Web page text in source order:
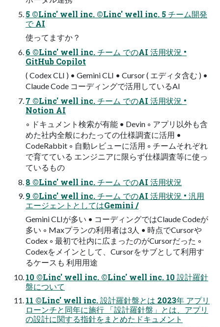
5 ©Linc' well inc. ©Linc' well inc. 5 チーム開発
で AI
使ってますか？
6 ©Linc' well inc. チーム でのAI 活用状況 •
GitHub Copilot
( Codex CLI ) • Gemini CLI • Cursor ( エディタ含む ) •
Claude Code コーディングで活⽤しているAI
7 ©Linc' well inc. チーム でのAI 活用状況 •
Notion AI
◦ ドキュメント検索が有能 • Devin ◦ アプリ以外も含
めた社内全般にわたっての仕様調査に活⽤ •
CodeRabbit ◦ ⾃動レビューに活⽤ ◦ チームそれぞれ
で育てている エンジニアに限らず仕様調査等に使っ
ているもの
8 ©Linc' well inc. チーム でのAI 活用状況
9 ©Linc' well inc. チーム でのAI 活用状況 • 汎⽤
エージェントとしてはGemini /
Gemini CLIが多い • コーディングではClaude Codeが
多い ◦ Maxプランの利⽤者は3⼈ • 時点でCursorや
Codex ◦ 最初で社内に広まったのがCursorだった ◦
Codexをメインとして、Cursorをサブとして利⽤す
るケースも 利⽤⽤途
10 ©Linc' well inc. ©Linc' well inc. 10 設計羅針
盤について
11 ©Linc' well inc. 設計羅針盤とは 2023年 アプリ
ローンチと同年に施⾏ 「設計羅針盤」とは、アプリ
の設計に関する指針をまとめたドキュメント